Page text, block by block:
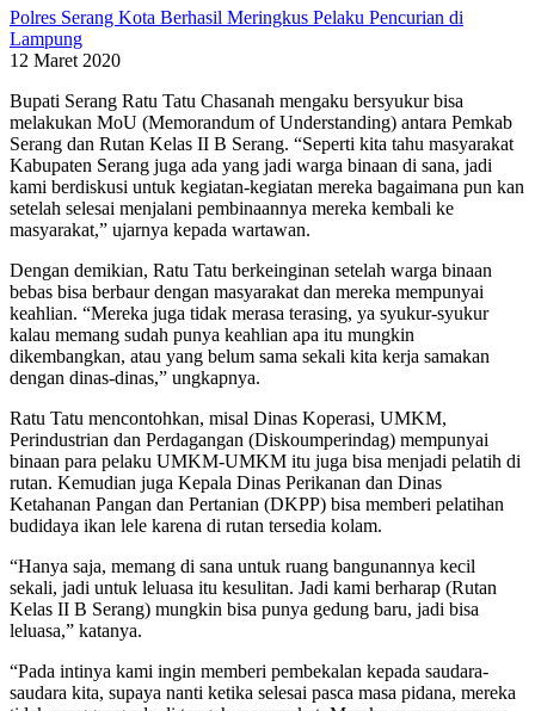
Polres Serang Kota Berhasil Meringkus Pelaku Pencurian di
Lampung
12 Maret 2020
Bupati Serang Ratu Tatu Chasanah mengaku bersyukur bisa
melakukan MoU (Memorandum of Understanding) antara Pemkab
Serang dan Rutan Kelas II B Serang. “Seperti kita tahu masyarakat
Kabupaten Serang juga ada yang jadi warga binaan di sana, jadi
kami berdiskusi untuk kegiatan-kegiatan mereka bagaimana pun kan
setelah selesai menjalani pembinaannya mereka kembali ke
masyarakat,” ujarnya kepada wartawan.
Dengan demikian, Ratu Tatu berkeinginan setelah warga binaan
bebas bisa berbaur dengan masyarakat dan mereka mempunyai
keahlian. “Mereka juga tidak merasa terasing, ya syukur-syukur
kalau memang sudah punya keahlian apa itu mungkin
dikembangkan, atau yang belum sama sekali kita kerja samakan
dengan dinas-dinas,” ungkapnya.
Ratu Tatu mencontohkan, misal Dinas Koperasi, UMKM,
Perindustrian dan Perdagangan (Diskoumperindag) mempunyai
binaan para pelaku UMKM-UMKM itu juga bisa menjadi pelatih di
rutan. Kemudian juga Kepala Dinas Perikanan dan Dinas
Ketahanan Pangan dan Pertanian (DKPP) bisa memberi pelatihan
budidaya ikan lele karena di rutan tersedia kolam.
“Hanya saja, memang di sana untuk ruang bangunannya kecil
sekali, jadi untuk leluasa itu kesulitan. Jadi kami berharap (Rutan
Kelas II B Serang) mungkin bisa punya gedung baru, jadi bisa
leluasa,” katanya.
“Pada intinya kami ingin memberi pembekalan kepada saudara-
saudara kita, supaya nanti ketika selesai pasca masa pidana, mereka